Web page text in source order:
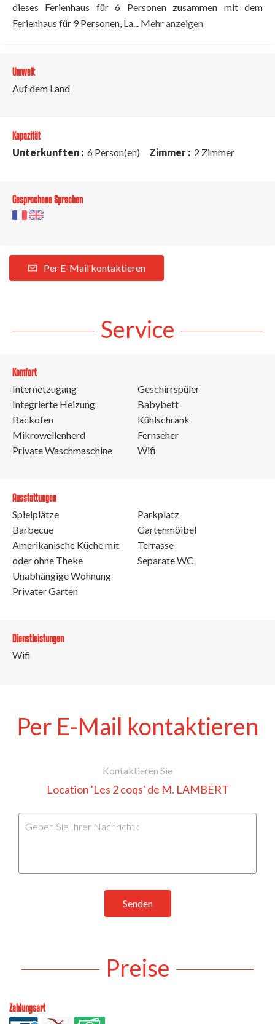
dieses Ferienhaus für 6 Personen zusammen mit dem
Ferienhaus für 9 Personen, La... Mehr anzeigen
Umwelt
Auf dem Land
Kapazität
Unterkunften : 6 Person(en) Zimmer : 2 Zimmer
Gesprochene Sprachen
Per E-Mail kontaktieren
Service
Komfort
Internetzugang
Integrierte Heizung
Backofen
Mikrowellenherd
Private Waschmaschine
Geschirrspüler
Babybett
Kühlschrank
Fernseher
Wifi
Ausstattungen
Spielplätze
Barbecue
Amerikanische Küche mit
oder ohne Theke
Unabhängige Wohnung
Privater Garten
Parkplatz
Gartenmöibel
Terrasse
Separate WC
Dienstleistungen
Wifi
Per E-Mail kontaktieren
Kontaktieren Sie
Location 'Les 2 coqs' de M. LAMBERT
Senden
Preise
Zahlungsart